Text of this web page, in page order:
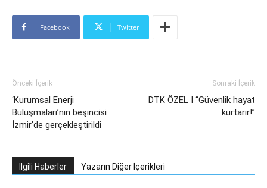
Facebook Twitter
Önceki İçerik
‘Kurumsal Enerji
Buluşmaları’nın beşincisi
İzmir’de gerçekleştirildi
Sonraki İçerik
DTK ÖZEL I “Güvenlik hayat
kurtarır!”
İlgili Haberler Yazarın Diğer İçerikleri